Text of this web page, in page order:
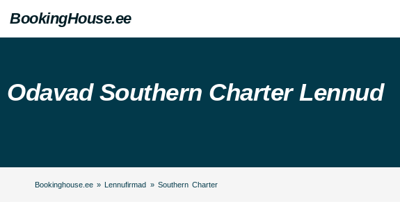
BookingHouse.ee
Odavad Southern Charter Lennud
Bookinghouse.ee » Lennufirmad » Southern Charter